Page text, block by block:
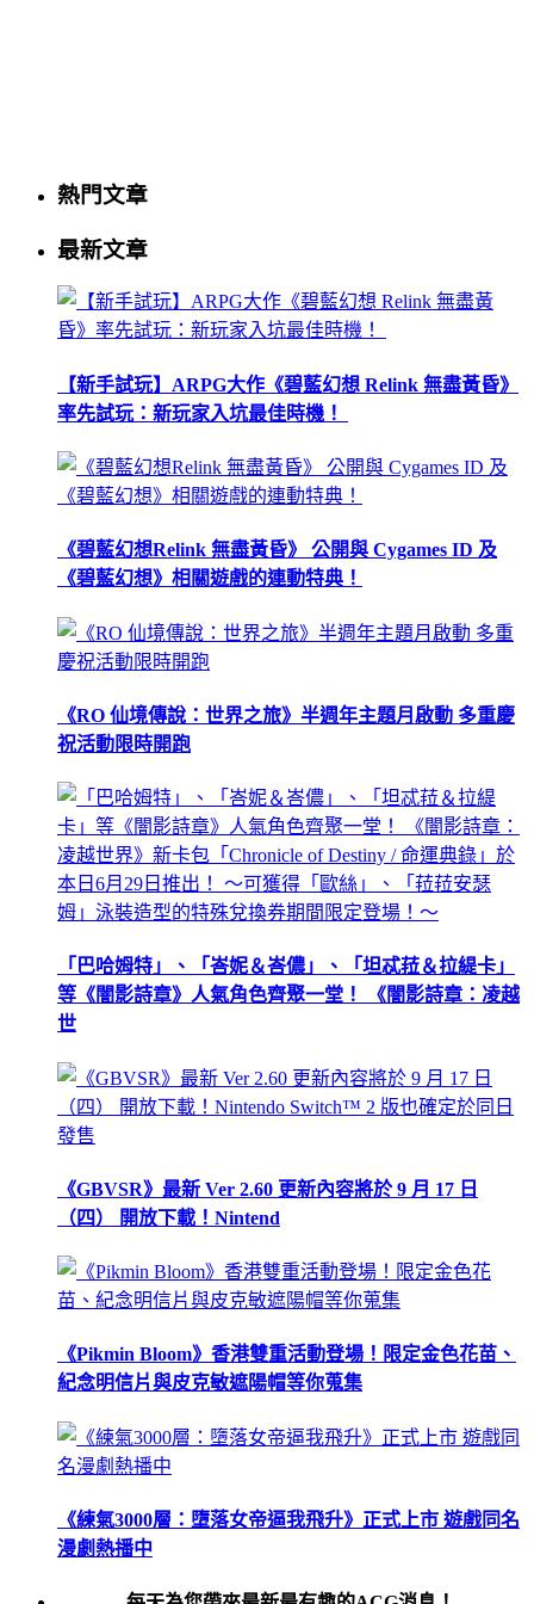
熱門文章
最新文章
【新手試玩】ARPG大作《碧藍幻想 Relink 無盡黃昏》
率先試玩：新玩家入坑最佳時機！
《碧藍幻想Relink 無盡黃昏》 公開與 Cygames ID 及
《碧藍幻想》相關遊戲的連動特典！
《RO 仙境傳說：世界之旅》半週年主題月啟動 多重慶
祝活動限時開跑
「巴哈姆特」、「峇妮＆峇儂」、「坦忒菈＆拉緹卡」
等《闇影詩章》人氣角色齊聚一堂！ 《闇影詩章：凌越
世
《GBVSR》最新 Ver 2.60 更新內容將於 9 月 17 日
（四） 開放下載！Nintend
《Pikmin Bloom》香港雙重活動登場！限定金色花苗、
紀念明信片與皮克敏遮陽帽等你蒐集
《練氣3000層：墮落女帝逼我飛升》正式上市 遊戲同名
漫劇熱播中